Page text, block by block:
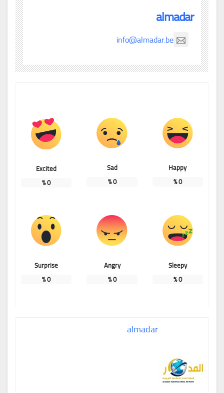
almadar
info@almadar.be
Happy
0
%
Sad
0
%
Excited
0
%
Sleepy
0
%
Angry
0
%
Surprise
0
%
almadar